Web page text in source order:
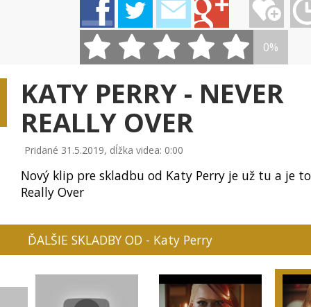
0:07
JENNIFER LOPEZ - BO... SIA - OPPORTUNITY LINDSEY
0%
KATY PERRY - NEVER
REALLY OVER
Pridané 31.5.2019, dĺžka videa: 0:00
Nový klip pre skladbu od Katy Perry je už tu a je
Really Over
ĎALŠIE SKLADBY OD - Katy Perry